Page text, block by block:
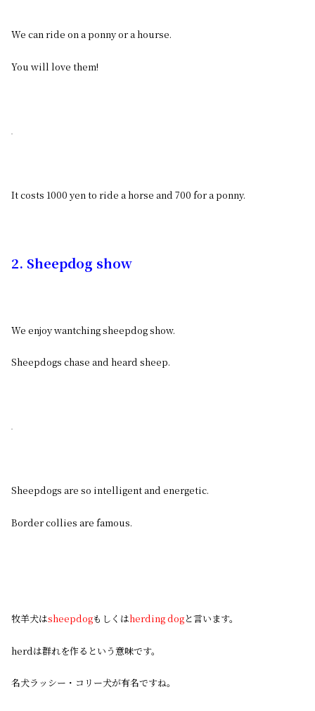
We can ride on a ponny or a hourse.
You will love them!
It costs 1000 yen to ride a horse and 700 for a ponny.
2. Sheepdog show
We enjoy wantching sheepdog show.
Sheepdogs chase and heard sheep.
Sheepdogs are so intelligent and energetic.
Border collies are famous.
牧羊犬はsheepdogもしくはherding dogと言います。
herdは群れを作るという意味です。
名犬ラッシー・コリー犬が有名ですね。